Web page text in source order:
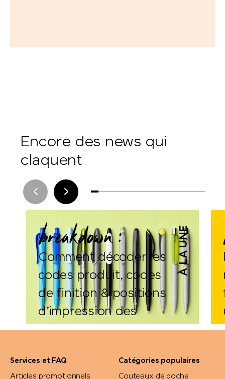
Encore des news qui
claquent
breakdown :
Comment décoder les
codes produit, codes
de finition & positions
d’impression des
stylos Prodir.
À LA UNE
Services et FAQ
Articles promotionnels
Catégories populaires
Couteaux de poche